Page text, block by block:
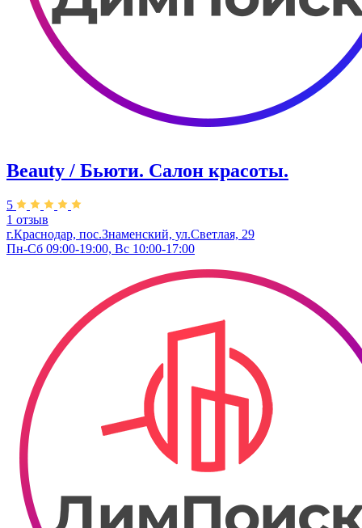
Beauty / Бьюти. Салон красоты.
5
1 отзыв
г.Краснодар, пос.Знаменский, ул.Светлая, 29
Пн-Сб 09:00-19:00, Вс 10:00-17:00